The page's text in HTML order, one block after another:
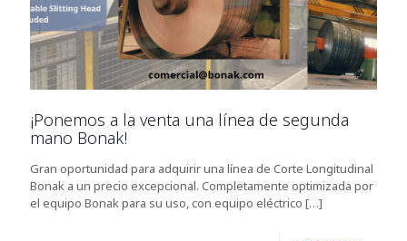
¡Ponemos a la venta una línea de segunda
mano Bonak!
Gran oportunidad para adquirir una línea de Corte Longitudinal
Bonak a un precio excepcional. Completamente optimizada por
el equipo Bonak para su uso, con equipo eléctrico […]